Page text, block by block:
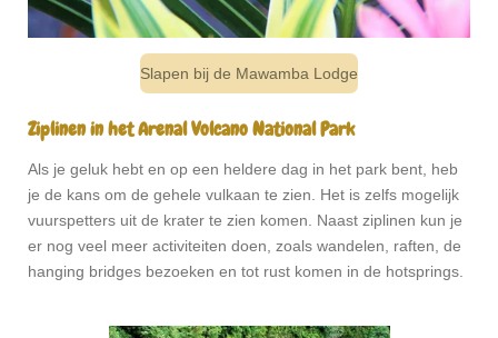
Slapen bij de Mawamba Lodge
Ziplinen in het Arenal Volcano National Park
Als je geluk hebt en op een heldere dag in het park bent, heb
je de kans om de gehele vulkaan te zien. Het is zelfs mogelijk
vuurspetters uit de krater te zien komen. Naast ziplinen kun je
er nog veel meer activiteiten doen, zoals wandelen, raften, de
hanging bridges bezoeken en tot rust komen in de hotsprings.